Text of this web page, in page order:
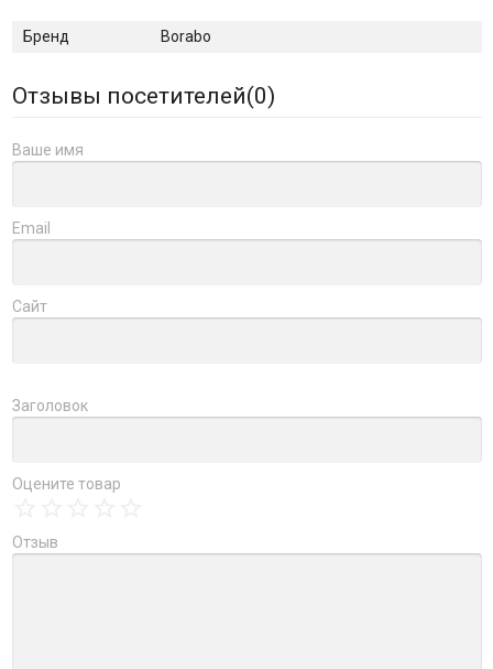
Бренд Borabo
Отзывы посетителей(0)
Ваше имя
Email
Сайт
Заголовок
Оцените товар
Отзыв